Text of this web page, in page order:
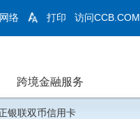
络 打印 访问CCB.COM
跨境金融服务
银联双币信用卡